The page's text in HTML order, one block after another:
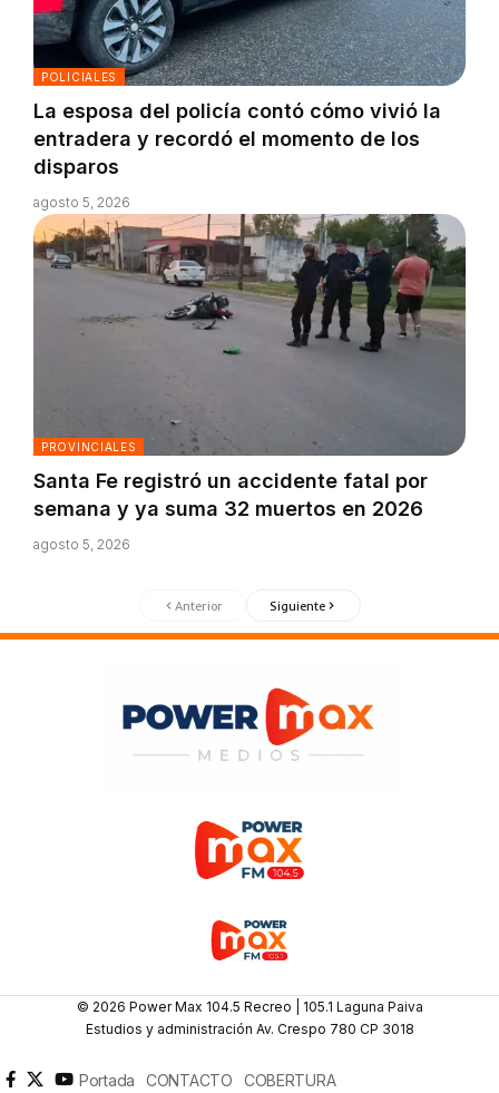
POLICIALES
La esposa del policía contó cómo vivió la
entradera y recordó el momento de los
disparos
agosto 5, 2026
PROVINCIALES
Santa Fe registró un accidente fatal por
semana y ya suma 32 muertos en 2026
agosto 5, 2026
Anterior Siguiente
© 2026 Power Max 104.5 Recreo | 105.1 Laguna Paiva
Estudios y administración Av. Crespo 780 CP 3018
Portada CONTACTO COBERTURA